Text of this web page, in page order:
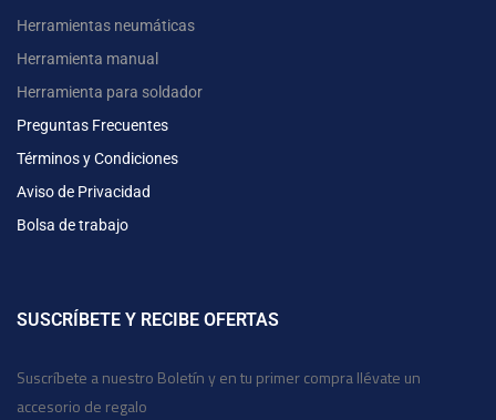
Herramientas neumáticas
Herramienta manual
Herramienta para soldador
Preguntas Frecuentes
Términos y Condiciones
Aviso de Privacidad
Bolsa de trabajo
SUSCRÍBETE Y RECIBE OFERTAS
Suscríbete a nuestro Boletín y en tu primer compra llévate un
accesorio de regalo